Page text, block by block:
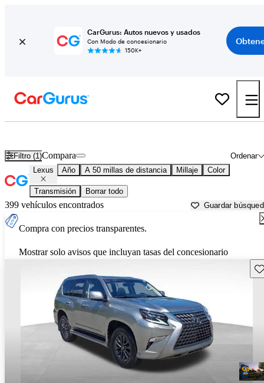
CarGurus: Autos nuevos y usados
Con Modo de concesionario
150K+
Filtro (1) Ordenar
Compara
Lexus Año A 50 millas de distancia Millaje Color
Transmisión Borrar todo
399 vehículos encontrados Guardar
Compra con precios transparentes.
Mostrar solo avisos que incluyan tasas del concesionario